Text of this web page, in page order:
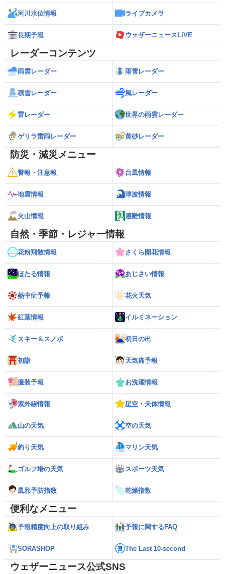
河川水位情報 ライブカメラ
長期予報 ウェザーニュースLiVE
レーダーコンテンツ
雨雲レーダー 雨雪レーダー
積雪レーダー 風レーダー
雷レーダー 世界の雨雲レーダー
ゲリラ雷雨レーダー 黄砂レーダー
防災・減災メニュー
警報・注意報 台風情報
地震情報 津波情報
火山情報 避難情報
自然・季節・レジャー情報
花粉飛散情報 さくら開花情報
ほたる情報 あじさい情報
熱中症予報 花火天気
紅葉情報 イルミネーション
スキー＆スノボ 初日の出
初詣 天気痛予報
服装予報 お洗濯情報
紫外線情報 星空・天体情報
山の天気 空の天気
釣り天気 マリン天気
ゴルフ場の天気 スポーツ天気
風邪予防指数 乾燥指数
便利なメニュー
予報精度向上の取り組み 予報に関するFAQ
SORASHOP The Last 10-second
ウェザーニュース公式SNS